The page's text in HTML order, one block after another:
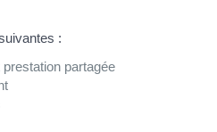
:
partagée